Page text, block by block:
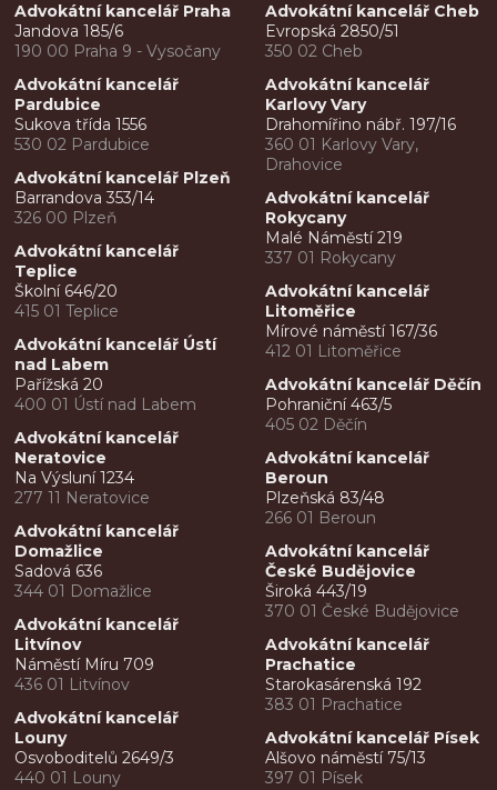
Advokátní kancelář Praha
Jandova 185/6
190 00 Praha 9 - Vysočany
Advokátní kancelář
Pardubice
Sukova třída 1556
530 02 Pardubice
Advokátní kancelář Plzeň
Barrandova 353/14
326 00 Plzeň
Advokátní kancelář
Teplice
Školní 646/20
415 01 Teplice
Advokátní kancelář Ústí
nad Labem
Pařížská 20
400 01 Ústí nad Labem
Advokátní kancelář
Neratovice
Na Výsluní 1234
277 11 Neratovice
Advokátní kancelář
Domažlice
Sadová 636
344 01 Domažlice
Advokátní kancelář
Litvínov
Náměstí Míru 709
436 01 Litvínov
Advokátní kancelář
Louny
Osvoboditelů 2649/3
440 01 Louny
Advokátní kancelář Cheb
Evropská 2850/51
350 02 Cheb
Advokátní kancelář
Karlovy Vary
Drahomířino nábř. 197/16
360 01 Karlovy Vary,
Drahovice
Advokátní kancelář
Rokycany
Malé Náměstí 219
337 01 Rokycany
Advokátní kancelář
Litoměřice
Mírové náměstí 167/36
412 01 Litoměřice
Advokátní kancelář Děčín
Pohraniční 463/5
405 02 Děčín
Advokátní kancelář
Beroun
Plzeňská 83/48
266 01 Beroun
Advokátní kancelář
České Budějovice
Široká 443/19
370 01 České Budějovice
Advokátní kancelář
Prachatice
Starokasárenská 192
383 01 Prachatice
Advokátní kancelář Písek
Alšovo náměstí 75/13
397 01 Písek